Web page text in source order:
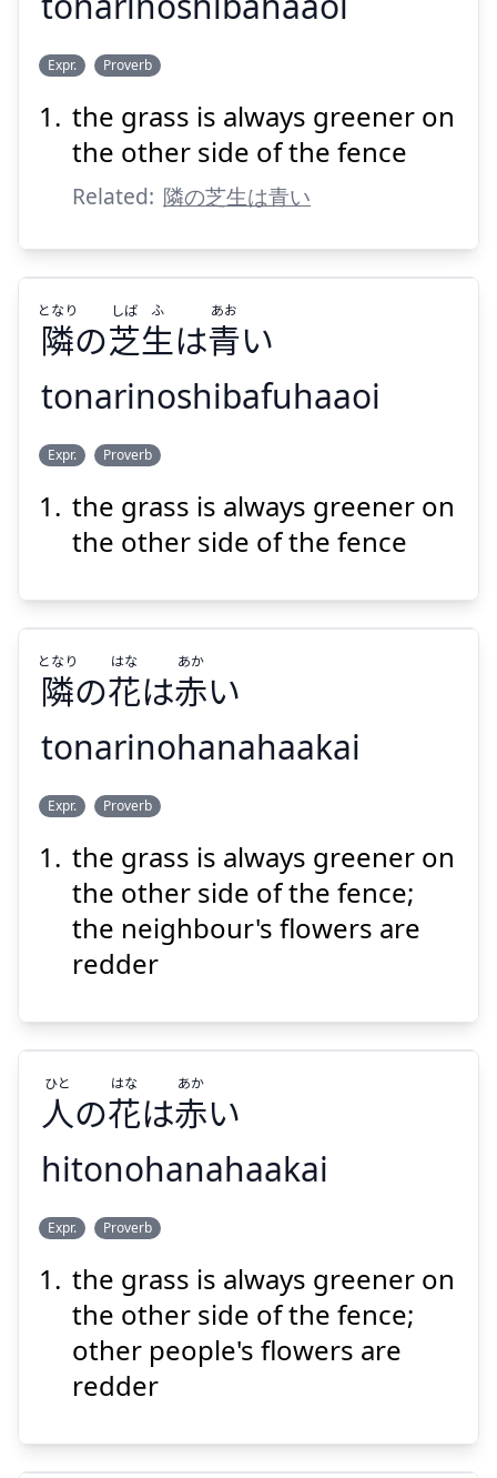
い
Show answer
Suspend
Expr. Proverb
the grass is always greener on
the other side of the fence
Related: 隣の芝生は青い
い
Suspend
隣の芝生は青い
となり しば ふ あお
tonarinoshibafuhaaoi
Expr. Proverb
the grass is always greener on
the other side of the fence
い
Show answer
Suspend
隣の花は赤い
となり はな あか
tonarinohanahaakai
Expr. Proverb
the grass is always greener on
the other side of the fence;
the neighbour's flowers are
redder
い
Show answer
Suspend
人の花は赤い
ひと はな あか
hitonohanahaakai
Expr. Proverb
the grass is always greener on
the other side of the fence;
other people's flowers are
redder